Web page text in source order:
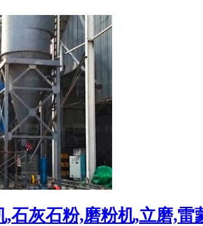
石灰石粉,磨粉机,立磨,雷